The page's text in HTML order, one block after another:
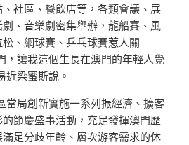
、社區、餐飲店等，各類會議、展
、音樂劇密集舉辦，龍船賽、風
、網球賽、乒乓球賽惹人關
讓我這個生長在澳門的年輕人覺
近梁蜜斯說。
當局創新實施一系列振經濟、擴客
節慶盛事活動，充足發揮澳門歷
足分歧年齡、層次游客需求的休